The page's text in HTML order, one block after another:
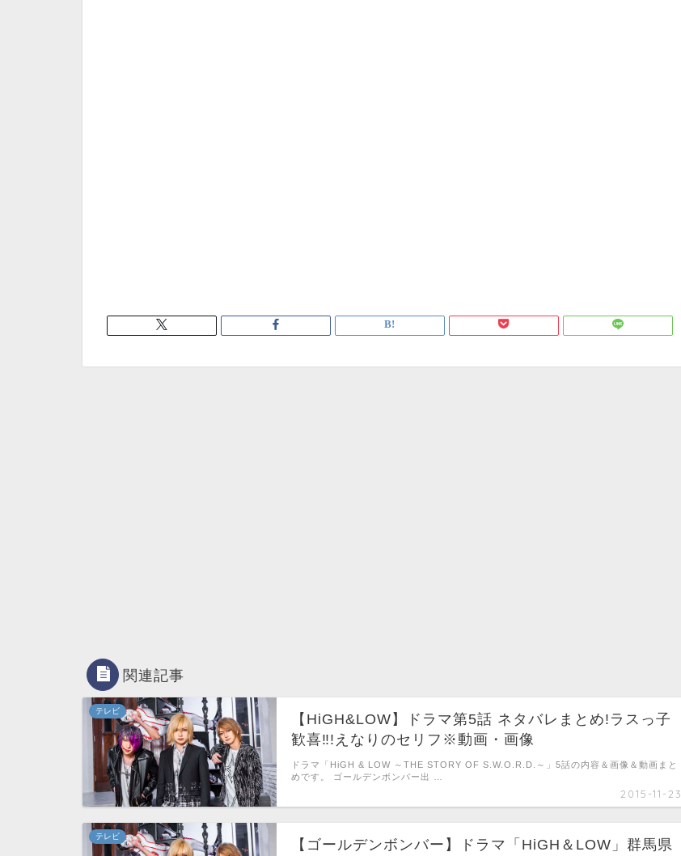
関連記事
テレビ
【HiGH&LOW】ドラマ第5話 ネタバレまとめ!ラスっ子
歓喜‼!えなりのセリフ※動画・画像
2015-11-23
ドラマ「HiGH & LOW ～THE STORY OF S.W.O.R.D.～」5話の内容＆画像＆動画まと
めです。 ゴールデンボンバー出 …
テレビ
【ゴールデンボンバー】ドラマ「HiGH＆LOW」群馬県